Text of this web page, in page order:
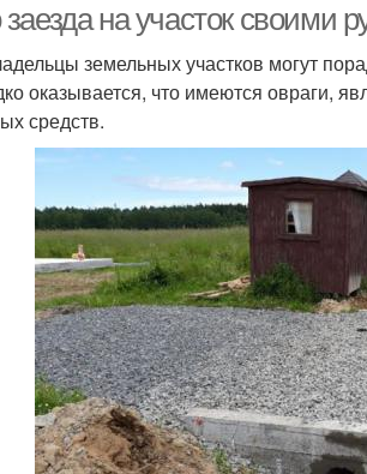
на участок своими
земельных участков могут
оказывается, что имеются овраги,
средств.